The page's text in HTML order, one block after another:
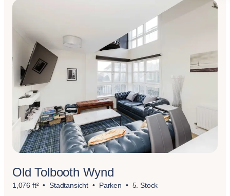
Old Tolbooth Wynd
1,076 ft² Stadtansicht Parken 5. Stock